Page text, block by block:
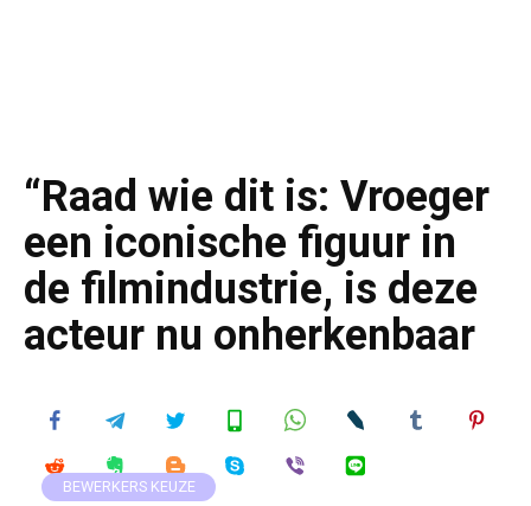
“Raad wie dit is: Vroeger
een iconische figuur in
de filmindustrie, is deze
acteur nu onherkenbaar
BEWERKERS KEUZE